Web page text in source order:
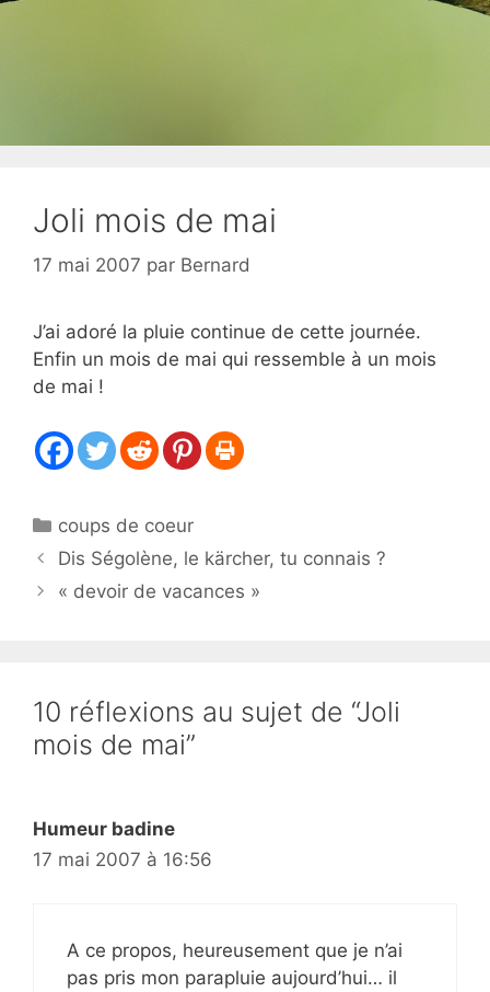
Joli mois de mai
17 mai 2007 par Bernard
J’ai adoré la pluie continue de cette journée.
Enfin un mois de mai qui ressemble à un mois
de mai !
Catégories
coups de coeur
Dis Ségolène, le kärcher, tu connais ?
« devoir de vacances »
10 réflexions au sujet de “Joli
mois de mai”
Humeur badine
17 mai 2007 à 16:56
A ce propos, heureusement que je n’ai
pas pris mon parapluie aujourd’hui… il